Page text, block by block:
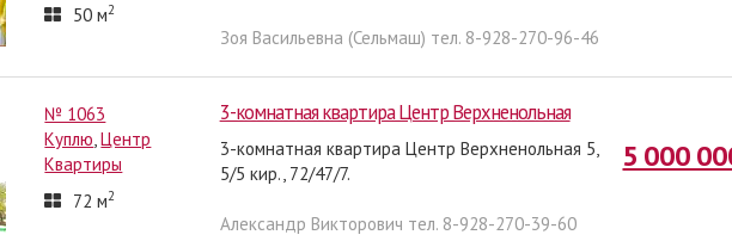
50 м2
Зоя Васильевна (Сельмаш) тел. 8-928-270-96-46
№ 1063
Куплю,Центр
Квартиры
72 м2
3-комнатная квартира Центр Верхненольная
5 000
3-комнатная квартира Центр Верхненольная 5,
5/5 кир., 72/47/7.
Александр Викторович тел. 8-928-270-39-60